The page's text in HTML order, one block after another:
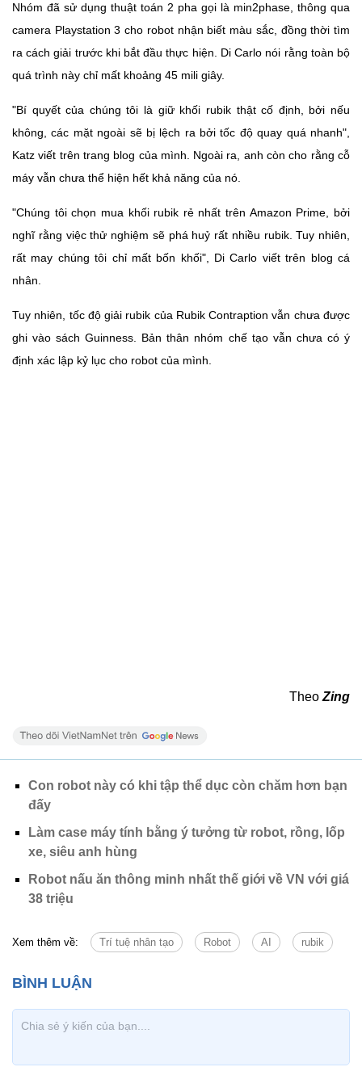
Nhóm đã sử dụng thuật toán 2 pha gọi là min2phase, thông qua
camera Playstation 3 cho robot nhận biết màu sắc, đồng thời tìm
ra cách giải trước khi bắt đầu thực hiện. Di Carlo nói rằng toàn bộ
quá trình này chỉ mất khoảng 45 mili giây.
"Bí quyết của chúng tôi là giữ khối rubik thật cố định, bởi nếu
không, các mặt ngoài sẽ bị lệch ra bởi tốc độ quay quá nhanh",
Katz viết trên trang blog của mình. Ngoài ra, anh còn cho rằng cỗ
máy vẫn chưa thể hiện hết khả năng của nó.
"Chúng tôi chọn mua khối rubik rẻ nhất trên Amazon Prime, bởi
nghĩ rằng việc thử nghiệm sẽ phá huỷ rất nhiều rubik. Tuy nhiên,
rất may chúng tôi chỉ mất bốn khối", Di Carlo viết trên blog cá
nhân.
Tuy nhiên, tốc độ giải rubik của Rubik Contraption vẫn chưa được
ghi vào sách Guinness. Bản thân nhóm chế tạo vẫn chưa có ý
định xác lập kỷ lục cho robot của mình.
Theo Zing
Con robot này có khi tập thể dục còn chăm hơn bạn
đấy
Làm case máy tính bằng ý tưởng từ robot, rồng, lốp
xe, siêu anh hùng
Robot nấu ăn thông minh nhất thế giới về VN với giá
38 triệu
Xem thêm về: Trí tuệ nhân tạo Robot AI rubik